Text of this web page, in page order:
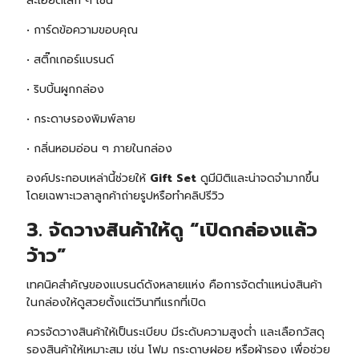
• การ์ดข้อความขอบคุณ
• สติ๊กเกอร์แบรนด์
• ริบบิ้นผูกกล่อง
• กระดาษรองพิมพ์ลาย
• กลิ่นหอมอ่อน ๆ ภายในกล่อง
องค์ประกอบเหล่านี้ช่วยให้ Gift Setดูมีมิติและน่าจดจำมากขึ้น
โดยเฉพาะเวลาลูกค้าถ่ายรูปหรือทำคลิปรีวิว
3. จัดวางสินค้าให้ดู “เปิดกล่องแล้ว
ว้าว”
เทคนิคสำคัญของแบรนด์ดังหลายแห่ง คือการจัดตำแหน่งสินค้า
ในกล่องให้ดูสวยตั้งแต่วินาทีแรกที่เปิด
ควรจัดวางสินค้าให้เป็นระเบียบ มีระดับความสูงต่ำ และเลือกวัสดุ
รองสินค้าให้เหมาะสม เช่น โฟม กระดาษฝอย หรือผ้ารอง เพื่อช่วย